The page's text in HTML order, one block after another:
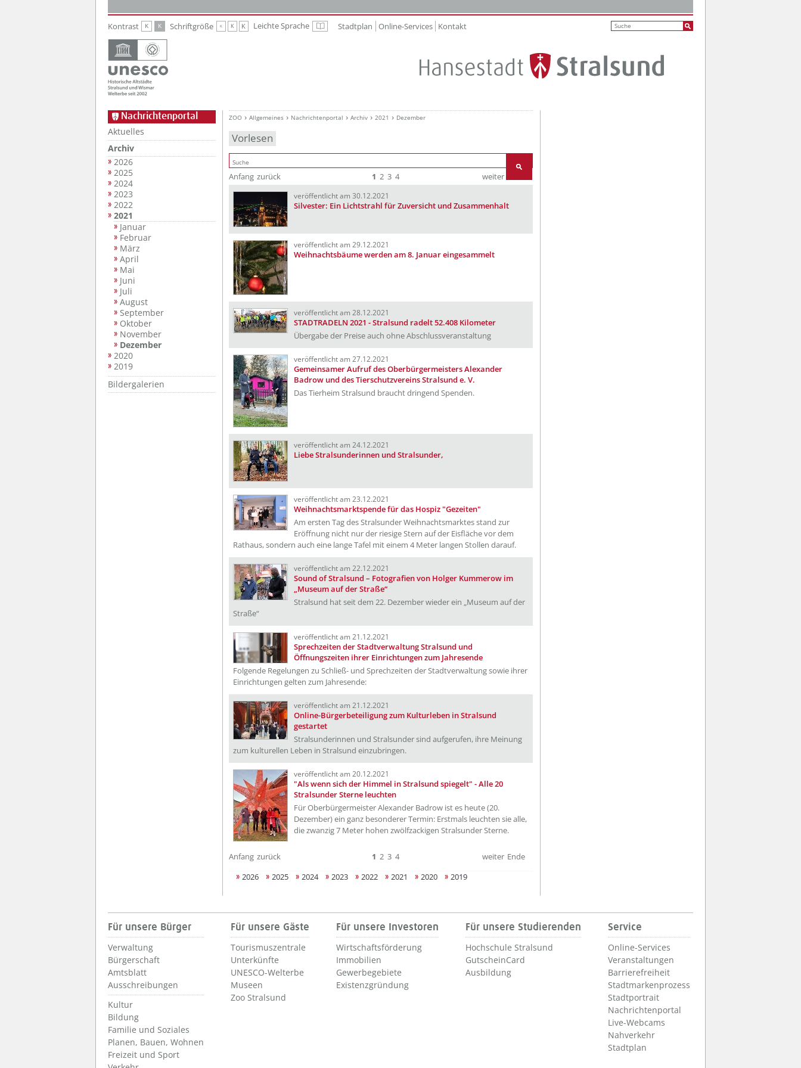
Kontrast K K Schriftgröße K K K Leichte Sprache Leichte Sprache
Stadtplan Online-Services Kontakt
Nachrichtenportal
Aktuelles
Archiv
2026
2025
2024
2023
2022
2021
Januar
Februar
März
April
Mai
Juni
Juli
August
September
Oktober
November
Dezember
2020
2019
Bildergalerien
ZOO Allgemeines Nachrichtenportal Archiv 2021 Dezember
Vorlesen
Anfang zurück 1 2 3 4 weiter
veröffentlicht am 30.12.2021
Silvester: Ein Lichtstrahl für Zuversicht und Zusammenhalt
veröffentlicht am 29.12.2021
Weihnachtsbäume werden am 8. Januar eingesammelt
veröffentlicht am 28.12.2021
STADTRADELN 2021 - Stralsund radelt 52.408 Kilometer
Übergabe der Preise auch ohne Abschlussveranstaltung
veröffentlicht am 27.12.2021
Gemeinsamer Aufruf des Oberbürgermeisters Alexander
Badrow und des Tierschutzvereins Stralsund e. V.
Das Tierheim Stralsund braucht dringend Spenden.
veröffentlicht am 24.12.2021
Liebe Stralsunderinnen und Stralsunder,
veröffentlicht am 23.12.2021
Weihnachtsmarktspende für das Hospiz "Gezeiten"
Am ersten Tag des Stralsunder Weihnachtsmarktes stand zur
Eröffnung nicht nur der riesige Stern auf der Eisfläche vor dem
Rathaus, sondern auch eine lange Tafel mit einem 4 Meter langen Stollen darauf.
veröffentlicht am 22.12.2021
Sound of Stralsund – Fotografien von Holger Kummerow im
„Museum auf der Straße“
Stralsund hat seit dem 22. Dezember wieder ein „Museum auf der
Straße“
veröffentlicht am 21.12.2021
Sprechzeiten der Stadtverwaltung Stralsund und
Öffnungszeiten ihrer Einrichtungen zum Jahresende
Folgende Regelungen zu Schließ- und Sprechzeiten der Stadtverwaltung sowie ihrer
Einrichtungen gelten zum Jahresende:
veröffentlicht am 21.12.2021
Online-Bürgerbeteiligung zum Kulturleben in Stralsund
gestartet
Stralsunderinnen und Stralsunder sind aufgerufen, ihre Meinung
zum kulturellen Leben in Stralsund einzubringen.
veröffentlicht am 20.12.2021
"Als wenn sich der Himmel in Stralsund spiegelt" - Alle 20
Stralsunder Sterne leuchten
Für Oberbürgermeister Alexander Badrow ist es heute (20.
Dezember) ein ganz besonderer Termin: Erstmals leuchten sie alle,
die zwanzig 7 Meter hohen zwölfzackigen Stralsunder Sterne.
Anfang zurück 1 2 3 4 weiter Ende
2026
2025 2024 2023 2022 2021 2020 2019
Für unsere Bürger
Verwaltung
Bürgerschaft
Amtsblatt
Ausschreibungen
Kultur
Bildung
Familie und Soziales
Planen, Bauen, Wohnen
Freizeit und Sport
Für unsere Gäste
Tourismuszentrale
Unterkünfte
UNESCO-Welterbe
Museen
Zoo Stralsund
Für unsere Investoren
Wirtschaftsförderung
Immobilien
Gewerbegebiete
Existenzgründung
Für unsere Studierenden
Hochschule Stralsund
GutscheinCard
Ausbildung
Service
Online-Services
Veranstaltungen
Barrierefreiheit
Stadtmarkenprozess
Stadtportrait
Nachrichtenportal
Live-Webcams
Nahverkehr
Stadtplan